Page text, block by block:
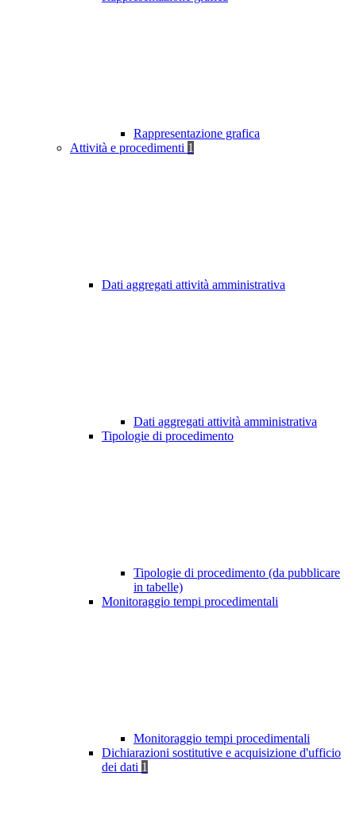
Rappresentazione grafica
Attività e procedimenti 1
Dati aggregati attività amministrativa
Dati aggregati attività amministrativa
Tipologie di procedimento
Tipologie di procedimento (da pubblicare
in tabelle)
Monitoraggio tempi procedimentali
Monitoraggio tempi procedimentali
Dichiarazioni sostitutive e acquisizione d'ufficio
dei dati 1